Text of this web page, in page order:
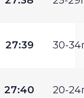
27:39 30-
27:40 20-